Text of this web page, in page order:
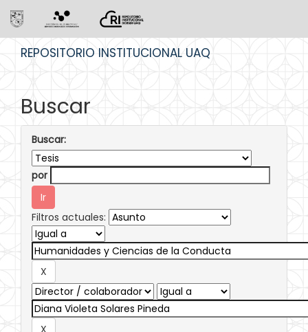
REPOSITORIO INSTITUCIONAL UAQ
Buscar
Buscar:
por
Filtros actuales: